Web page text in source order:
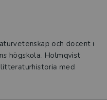
och docent i
högskola. Holmqvist
med